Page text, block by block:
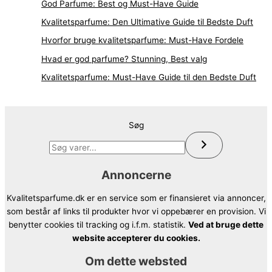
God Parfume: Best og Must-Have Guide
Kvalitetsparfume: Den Ultimative Guide til Bedste Duft
Hvorfor bruge kvalitetsparfume: Must-Have Fordele
Hvad er god parfume? Stunning, Best valg
Kvalitetsparfume: Must-Have Guide til den Bedste Duft
Søg
Annoncerne
Kvalitetsparfume.dk er en service som er finansieret via annoncer,
som består af links til produkter hvor vi oppebærer en provision. Vi
benytter cookies til tracking og i.f.m. statistik. Ved at bruge dette
website accepterer du cookies.
Om dette websted